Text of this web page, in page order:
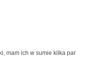
mam ich w sumie kilka par